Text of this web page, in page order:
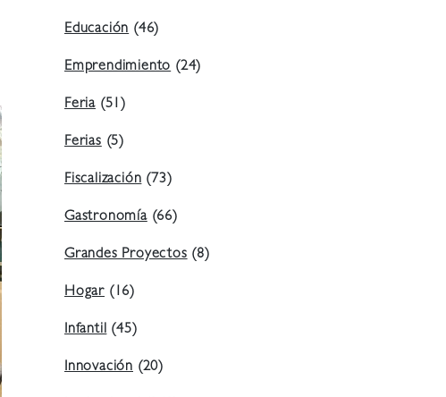
Educación(46)
Emprendimiento(24)
Feria (51)
Ferias(5)
Fiscalización(73)
Gastronomía(66)
Grandes Proyectos(8)
Hogar (16)
Infantil(45)
Innovación (20)